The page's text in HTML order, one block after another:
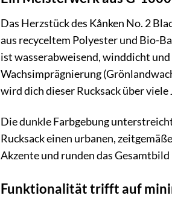
Das Herzstück des Kånken No. 2
aus recyceltem Polyester und Bio-
ist wasserabweisend, winddicht
Wachsimprägnierung
wird dich dieser Rucksack über
Die dunkle Farbgebung
Rucksack einen urbanen,
Akzente und runden das
Funktionalität trifft auf